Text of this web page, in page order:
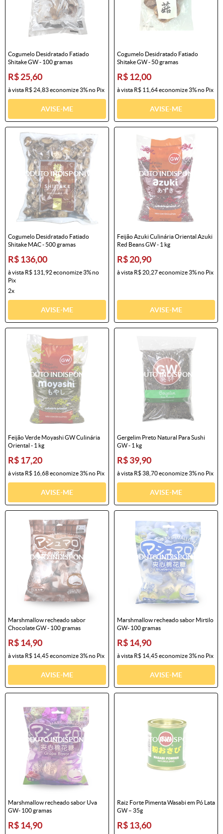
Cogumelo Desidratado Fatiado
Shitake GW - 100 gramas
R$ 25,60
à vista R$ 24,83economize3%no Pix
AVISE-ME
Cogumelo Desidratado Fatiado
Shitake GW - 50 gramas
R$ 12,00
à vista R$ 11,64economize3%no Pix
AVISE-ME
Cogumelo Desidratado Fatiado
Shitake MAC - 500 gramas
R$ 136,00
à vista R$ 131,92economize3%no
Pix
2x
AVISE-ME
Feijão Azuki Culinária Oriental Azuki
Red Beans GW - 1 kg
R$ 20,90
à vista R$ 20,27economize3%no Pix
AVISE-ME
Feijão Verde Moyashi GW Culinária
Oriental - 1 kg
R$ 17,20
à vista R$ 16,68economize3%no Pix
AVISE-ME
Gergelim Preto Natural Para Sushi
GW - 1 kg
R$ 39,90
à vista R$ 38,70economize3%no Pix
AVISE-ME
Marshmallow recheado sabor
Chocolate GW - 100 gramas
R$ 14,90
à vista R$ 14,45 economize3%no Pix
AVISE-ME
Marshmallow recheado sabor Mirtilo
GW- 100 gramas
R$ 14,90
à vista R$ 14,45 economize3%no Pix
AVISE-ME
Marshmallow recheado sabor Uva
GW- 100 gramas
R$ 14,90
Raiz Forte Pimenta Wasabi em Pó Lata
GW – 35g
R$ 13,60